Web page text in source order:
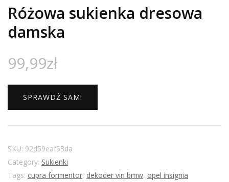
Różowa sukienka dresowa
damska
99,99zł
SPRAWDŹ SAM!
SKU: 92d59eaf53da
Category: Sukienki
Tags: cupra formentor, dekoder vin bmw, opel insignia